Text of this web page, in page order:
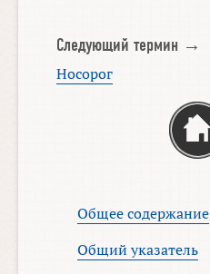
Следующий термин →
Носорог
Общее содержание
Общий указатель